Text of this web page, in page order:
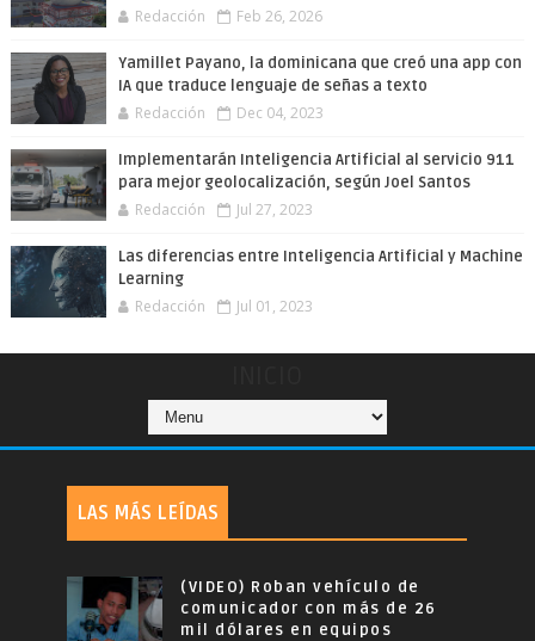
Redacción Feb 26, 2026
Yamillet Payano, la dominicana que creó una app con
IA que traduce lenguaje de señas a texto
Redacción Dec 04, 2023
Implementarán Inteligencia Artificial al servicio 911
para mejor geolocalización, según Joel Santos
Redacción Jul 27, 2023
Las diferencias entre Inteligencia Artificial y Machine
Learning
Redacción Jul 01, 2023
LAS MÁS LEÍDAS
(VIDEO) Roban vehículo de
comunicador con más de 26
mil dólares en equipos